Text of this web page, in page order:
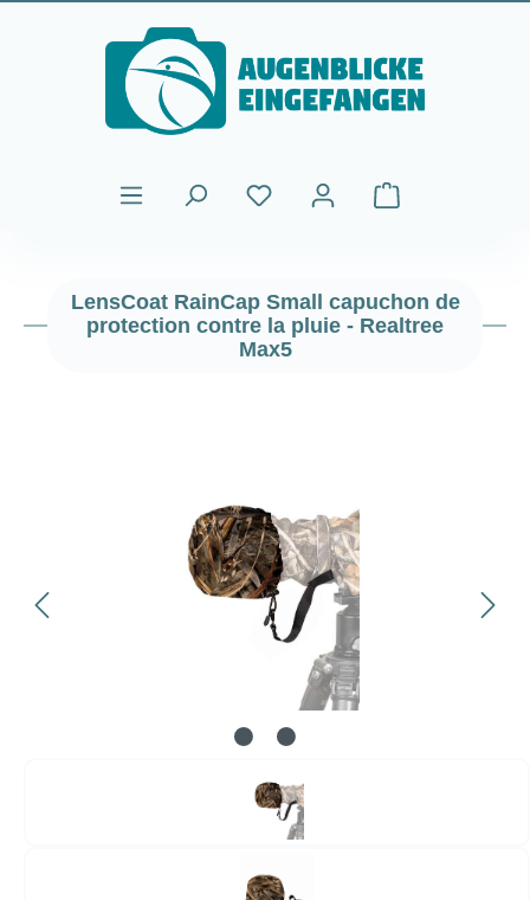
Passer au contenu principal
Le panier
LensCoat RainCap Small capuchon de
protection contre la pluie - Realtree
Max5